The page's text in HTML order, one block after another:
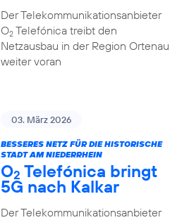
Der Telekommunikationsanbieter
O2Telefónica treibt den
Netzausbau in der Region Ortenau
weiter voran
03. März 2026
BESSERES NETZ FÜR DIE HISTORISCHE
STADT AM NIEDERRHEIN
O2 Telefónica bringt
5G nach Kalkar
Der Telekommunikationsanbieter